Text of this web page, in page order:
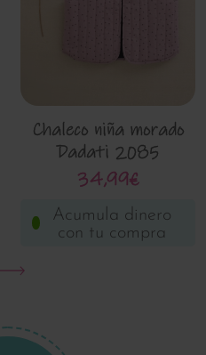
Chaleco niña morado
Dadati 2085
34,99€
Acumula dinero
con tu compra